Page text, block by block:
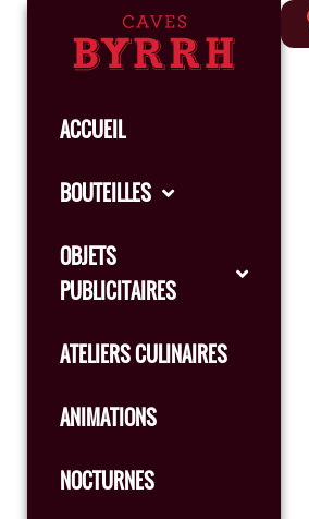
ACCUEIL
BOUTEILLES
OBJETS
PUBLICITAIRES
ATELIERS CULINAIRES
ANIMATIONS
NOCTURNES